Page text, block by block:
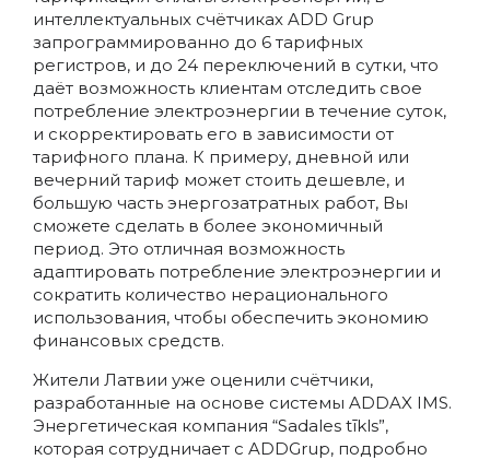
интеллектуальных счётчиках ADD Grup
запрограммированно до 6 тарифных
регистров, и до 24 переключений в сутки, что
даёт возможность клиентам отследить свое
потребление электроэнергии в течение суток,
и скорректировать его в зависимости от
тарифного плана. К примеру, дневной или
вечерний тариф может стоить дешевле, и
большую часть энергозатратных работ, Вы
сможете сделать в более экономичный
период. Это отличная возможность
адаптировать потребление электроэнергии и
сократить количество нерационального
использования, чтобы обеспечить экономию
финансовых средств.
Жители Латвии уже оценили счётчики,
разработанные на основе системы ADDAX IMS.
Энергетическая компания “Sadales tīkls”,
которая сотрудничает с ADDGrup, подробно